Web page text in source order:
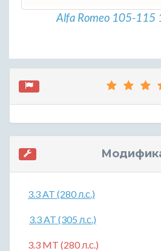
Alfa Romeo 105-
3.3 AT (280 л.с.)
3.3 AT (305 л.с.)
3.3 MT (280 л.с.)